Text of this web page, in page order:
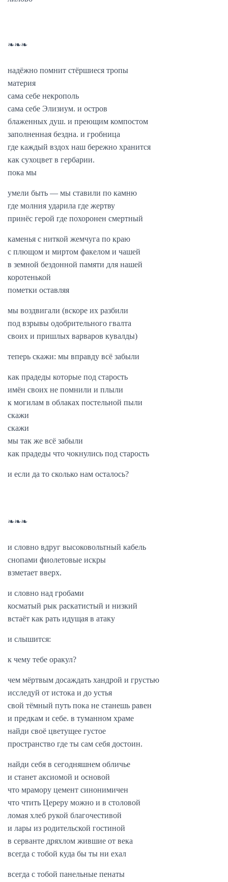
❧❧❧
надёжно помнит стёршиеся тропы
материя
сама себе некрополь
сама себе Элизиум. и остров
блаженных душ. и преющим компостом
заполненная бездна. и гробница
где каждый вздох наш бережно хранится
как сухоцвет в гербарии.
пока мы
умели быть — мы ставили по камню
где молния ударила где жертву
принёс герой где похоронен смертный
каменья с ниткой жемчуга по краю
с плющом и миртом факелом и чашей
в земной бездонной памяти для нашей
коротенькой
пометки оставляя
мы воздвигали (вскоре их разбили
под взрывы одобрительного гвалта
своих и пришлых варваров кувалды)
теперь скажи: мы вправду всё забыли
как прадеды которые под старость
имён своих не помнили и плыли
к могилам в облаках постельной пыли
скажи
скажи
мы так же всё забыли
как прадеды что чокнулись под старость
и если да то сколько нам осталось?
❧❧❧
и словно вдруг высоковольтный кабель
снопами фиолетовые искры
взметает вверх.
и словно над гробами
косматый рык раскатистый и низкий
встаёт как рать идущая в атаку
и слышится:
к чему тебе оракул?
чем мёртвым досаждать хандрой и грустью
исследуй от истока и до устья
свой тёмный путь пока не станешь равен
и предкам и себе. в туманном храме
найди своё цветущее густое
пространство где ты сам себя достоин.
найди себя в сегодняшнем обличье
и станет аксиомой и основой
что мрамору цемент синонимичен
что чтить Цереру можно и в столовой
ломая хлеб рукой благочестивой
и лары из родительской гостиной
в серванте дряхлом жившие от века
всегда с тобой куда бы ты ни ехал
всегда с тобой панельные пенаты